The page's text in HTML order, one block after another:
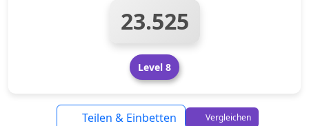
23.525
Level 8
Teilen & Einbetten Vergleichen